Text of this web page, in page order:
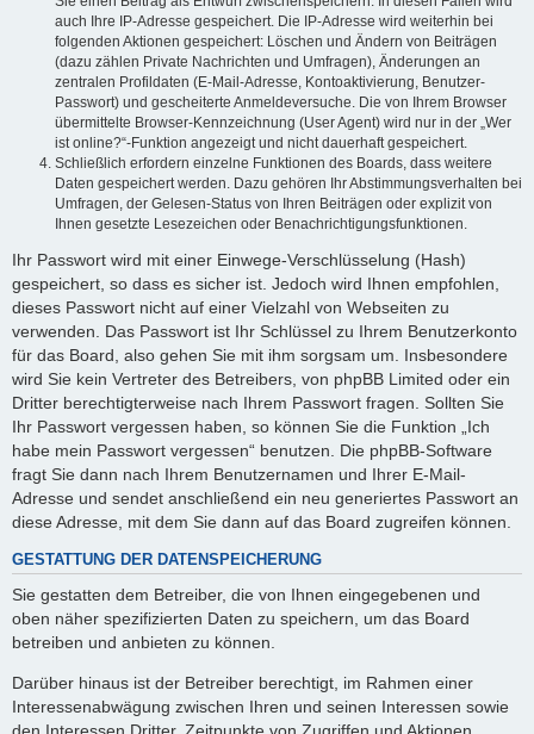
auch Ihre IP-Adresse gespeichert. Die IP-Adresse wird weiterhin bei
folgenden Aktionen gespeichert: Löschen und Ändern von Beiträgen
(dazu zählen Private Nachrichten und Umfragen), Änderungen an
zentralen Profildaten (E-Mail-Adresse, Kontoaktivierung, Benutzer-
Passwort) und gescheiterte Anmeldeversuche. Die von Ihrem Browser
übermittelte Browser-Kennzeichnung (User Agent) wird nur in der „Wer
ist online?“-Funktion angezeigt und nicht dauerhaft gespeichert.
Schließlich erfordern einzelne Funktionen des Boards, dass weitere
Daten gespeichert werden. Dazu gehören Ihr Abstimmungsverhalten bei
Umfragen, der Gelesen-Status von Ihren Beiträgen oder explizit von
Ihnen gesetzte Lesezeichen oder Benachrichtigungsfunktionen.
Ihr Passwort wird mit einer Einwege-Verschlüsselung (Hash)
gespeichert, so dass es sicher ist. Jedoch wird Ihnen empfohlen,
dieses Passwort nicht auf einer Vielzahl von Webseiten zu
verwenden. Das Passwort ist Ihr Schlüssel zu Ihrem Benutzerkonto
für das Board, also gehen Sie mit ihm sorgsam um. Insbesondere
wird Sie kein Vertreter des Betreibers, von phpBB Limited oder ein
Dritter berechtigterweise nach Ihrem Passwort fragen. Sollten Sie
Ihr Passwort vergessen haben, so können Sie die Funktion „Ich
habe mein Passwort vergessen“ benutzen. Die phpBB-Software
fragt Sie dann nach Ihrem Benutzernamen und Ihrer E-Mail-
Adresse und sendet anschließend ein neu generiertes Passwort an
diese Adresse, mit dem Sie dann auf das Board zugreifen können.
GESTATTUNG DER DATENSPEICHERUNG
Sie gestatten dem Betreiber, die von Ihnen eingegebenen und
oben näher spezifizierten Daten zu speichern, um das Board
betreiben und anbieten zu können.
Darüber hinaus ist der Betreiber berechtigt, im Rahmen einer
Interessenabwägung zwischen Ihren und seinen Interessen sowie